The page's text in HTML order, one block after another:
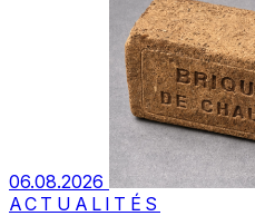
06.08.2026
ACTUALITÉS